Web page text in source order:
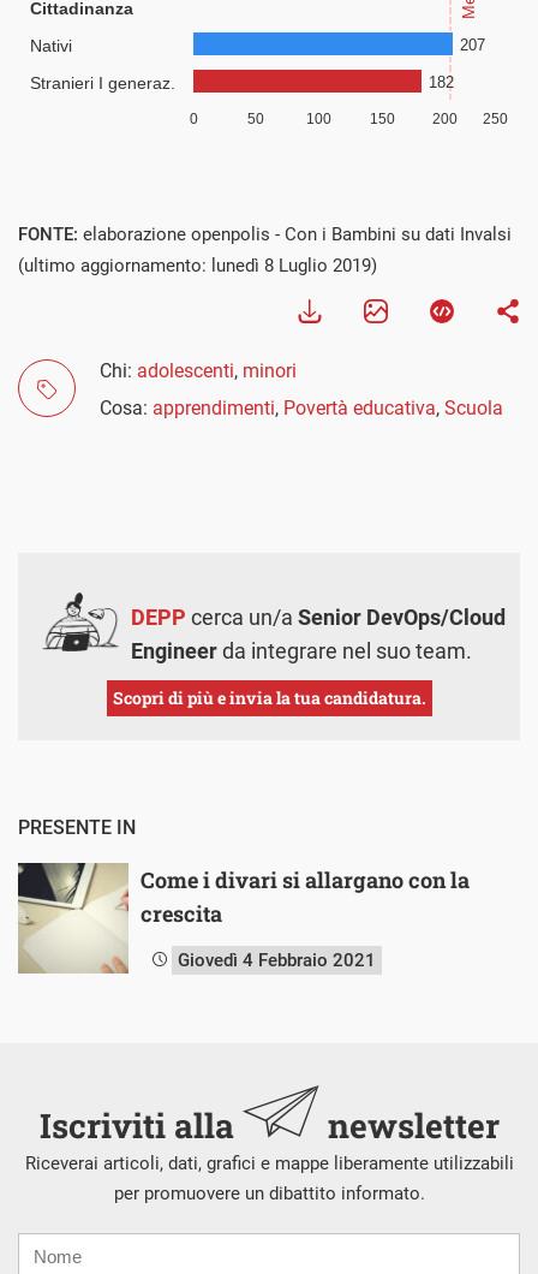
FONTE: elaborazione openpolis - Con i Bambini su dati Invalsi
(ultimo aggiornamento: lunedì 8 Luglio 2019)
Chi: adolescenti, minori
Cosa: apprendimenti, Povertà educativa, Scuola
DEPP cerca un/a Senior DevOps/Cloud
Engineerda integrare nel suo team.
Scopri di più e invia la tua candidatura.
PRESENTE IN
Come i divari si allargano con la
crescita
Giovedì 4 Febbraio 2021
Iscriviti alla newsletter
Riceverai articoli, dati, grafici e mappe liberamente utilizzabili
per promuovere un dibattito informato.
mail